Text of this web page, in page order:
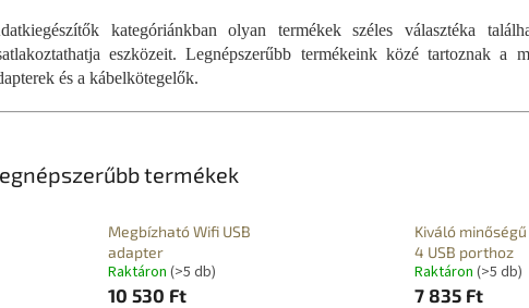
kategóriánkban olyan termékek széles választéka
eszközeit. Legnépszerűbb termékeink közé
és a kábelkötegelők.
termékek
Megbízható Wifi USB
adapter
Raktáron (>5 db)
10 530 Ft
Kiváló
4 USB porthoz
Raktáron (>5 db)
7 835 Ft